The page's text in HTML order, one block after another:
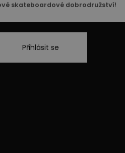
skateboardové dobrodružství!
Přihlásit se